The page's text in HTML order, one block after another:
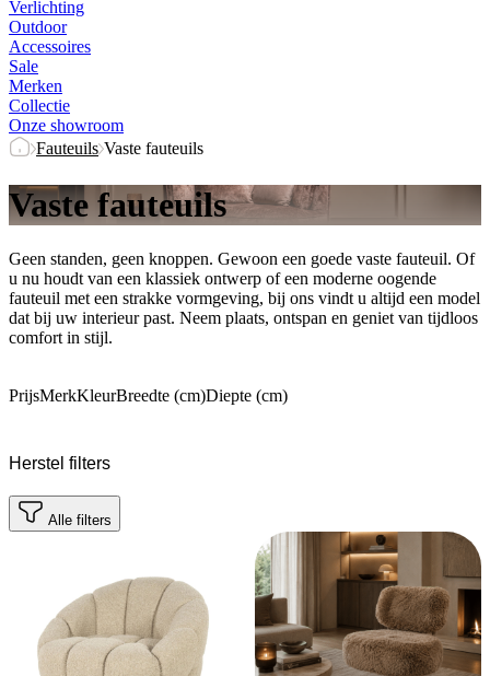
Verlichting
Outdoor
Accessoires
Sale
Merken
Collectie
Onze showroom
Fauteuils Vaste fauteuils
Vaste fauteuils
Geen standen, geen knoppen. Gewoon een goede vaste fauteuil. Of
u nu houdt van een klassiek ontwerp of een moderne oogende
fauteuil met een strakke vormgeving, bij ons vindt u altijd een model
dat bij uw interieur past. Neem plaats, ontspan en geniet van tijdloos
comfort in stijl.
PrijsMerkKleurBreedte (cm)Diepte (cm)
Herstel filters
Alle filters